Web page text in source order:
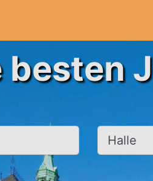
besten
Ort, Stadt